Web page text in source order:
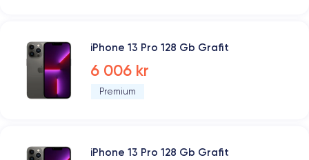
iPhone 13 Pro 128 Gb Grafit
6 006 kr
Premium
iPhone 13 Pro 128 Gb Grafit